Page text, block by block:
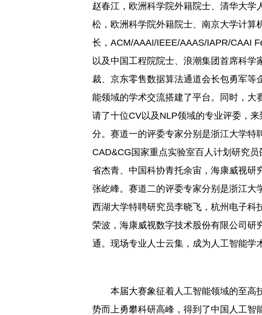
赵春江，欧洲科学院外籍院士、清华大
松，欧洲科学院外籍院士、南京大学计算
长，ACM/AAAI/IEEE/AAAS/IAPR/CAAI
以及中国工程院院士、浪潮集团首席科
裁、京东零售数据算法通道会长包勇军等
能领域的学术交流搭建了平台。同时，大
请了十位CV以及NLP领域的专业评委，
分。赛道一的评委专家分别是浙江大学特
CAD&CG国家重点实验室百人计划研究
省杰青、中国科协青托余宙，海康威视研
张屹峰。赛道二的评委专家分别是浙江大
西湖大学特聘研究员李晓飞，杭州电子科
荣波，海康威视数字技术股份有限公司研
通。现场专业人士云集，成为人工智能学
本届大赛象征着人工智能领域的至高
势而上勇攀科研高峰，得到了中国人工智